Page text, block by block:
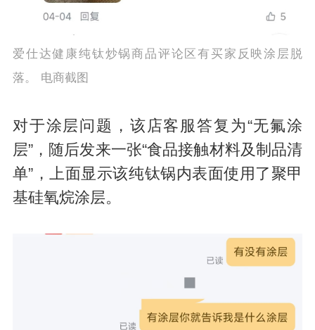
爱仕达健康纯钛炒锅商品评论区有买家反映涂层脱
落。 电商截图
对于涂层问题，该店客服答复为“无氟涂
层”，随后发来一张“食品接触材料及制品清
单”，上面显示该纯钛锅内表面使用了聚甲
基硅氧烷涂层。